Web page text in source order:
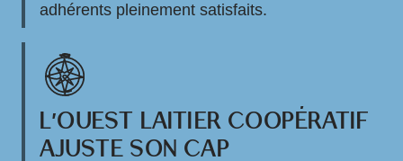
adhérents pleinement satisfaits.
L’OUEST LAITIER COOPÉRATIF
AJUSTE SON CAP